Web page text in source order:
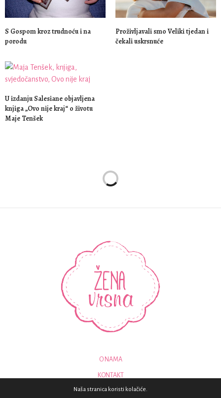
S Gospom kroz trudnoću i na
porodu
Proživljavali smo Veliki tjedan i
čekali uskrsnuće
U izdanju Salesiane objavljena
knjiga „Ovo nije kraj“ o životu
Maje Tenšek
O NAMA
KONTAKT
Naša stranica koristi kolačiće.